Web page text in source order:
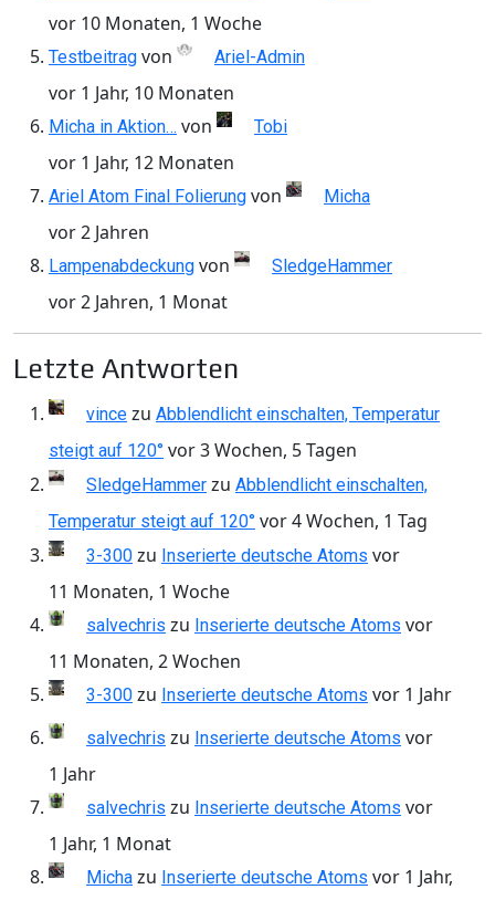
vor 10 Monaten, 1 Woche
Testbeitrag von Ariel-Admin
vor 1 Jahr, 10 Monaten
Micha in Aktion… von Tobi
vor 1 Jahr, 12 Monaten
Ariel Atom Final Folierung von Micha
vor 2 Jahren
Lampenabdeckung von SledgeHammer
vor 2 Jahren, 1 Monat
Letzte Antworten
vince zu Abblendlicht einschalten, Temperatur
steigt auf 120° vor 3 Wochen, 5 Tagen
SledgeHammer zu Abblendlicht einschalten,
Temperatur steigt auf 120° vor 4 Wochen, 1 Tag
3-300 zu Inserierte deutsche Atoms vor
11 Monaten, 1 Woche
salvechris zu Inserierte deutsche Atoms vor
11 Monaten, 2 Wochen
3-300 zu Inserierte deutsche Atoms vor 1 Jahr
salvechris zu Inserierte deutsche Atoms vor
1 Jahr
salvechris zu Inserierte deutsche Atoms vor
1 Jahr, 1 Monat
Micha zu Inserierte deutsche Atoms vor 1 Jahr,